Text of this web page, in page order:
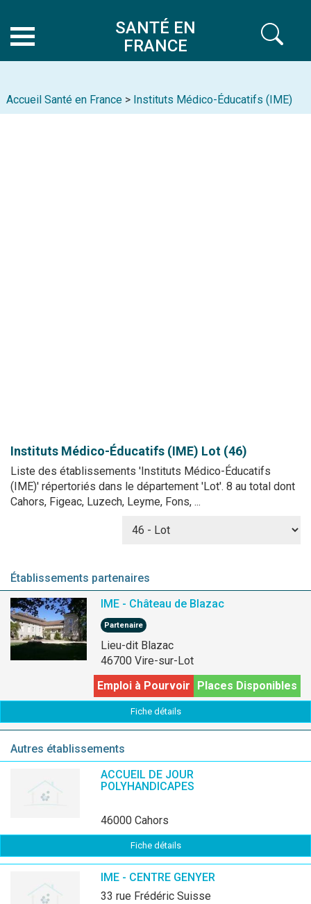
SANTÉ EN
FRANCE
Accueil Santé en France > Instituts Médico-Éducatifs (IME)
Instituts Médico-Éducatifs (IME) Lot (46)
Liste des établissements 'Instituts Médico-Éducatifs
(IME)' répertoriés dans le département 'Lot'. 8 au total dont
Cahors, Figeac, Luzech, Leyme, Fons, ...
Établissements partenaires
IME - Château de Blazac
Partenaire
Lieu-dit Blazac
46700 Vire-sur-Lot
Places Disponibles
Emploi à Pourvoir
Fiche détails
Autres établissements
ACCUEIL DE JOUR
POLYHANDICAPES
46000 Cahors
Fiche détails
IME - CENTRE GENYER
33 rue Frédéric Suisse